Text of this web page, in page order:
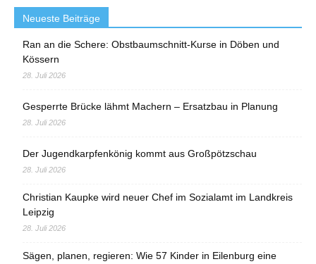
Neueste Beiträge
Ran an die Schere: Obstbaumschnitt-Kurse in Döben und
Kössern
28. Juli 2026
Gesperrte Brücke lähmt Machern – Ersatzbau in Planung
28. Juli 2026
Der Jugendkarpfenkönig kommt aus Großpötzschau
28. Juli 2026
Christian Kaupke wird neuer Chef im Sozialamt im Landkreis
Leipzig
28. Juli 2026
Sägen, planen, regieren: Wie 57 Kinder in Eilenburg eine